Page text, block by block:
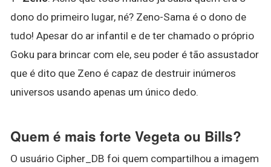
dono do primeiro lugar, né? Zeno-Sama é o dono de
tudo! Apesar do ar infantil e de ter chamado o próprio
Goku para brincar com ele, seu poder é tão assustador
que é dito que Zeno é capaz de destruir inúmeros
universos usando apenas um único dedo.
Quem é mais forte Vegeta ou Bills?
O usuário Cipher_DB foi quem compartilhou a imagem